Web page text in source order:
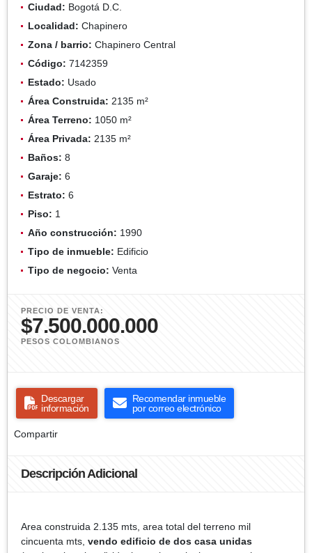
Ciudad: Bogotá D.C.
Localidad: Chapinero
Zona / barrio: Chapinero Central
Código: 7142359
Estado: Usado
Área Construida: 2135 m²
Área Terreno: 1050 m²
Área Privada: 2135 m²
Baños: 8
Garaje: 6
Estrato: 6
Piso: 1
Año construcción: 1990
Tipo de inmueble: Edificio
Tipo de negocio: Venta
PRECIO DE VENTA:
$7.500.000.000
PESOS COLOMBIANOS
Descargar
información
Recomendar inmueble
por correo electrónico
Compartir
Descripción Adicional
Area construida 2.135 mts, area total del terreno mil
cincuenta mts, vendo edificio de dos casa unidas